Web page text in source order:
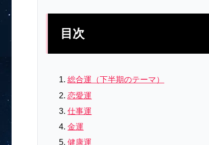
目次
総合運（下半期のテーマ）
恋愛運
仕事運
金運
健康運